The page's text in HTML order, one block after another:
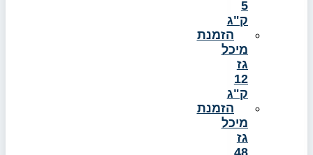
5
ק"ג
הזמנת
מיכל
גז
12
ק"ג
הזמנת
מיכל
גז
48